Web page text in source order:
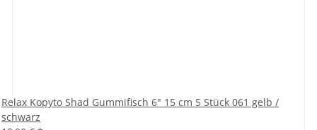
Relax Kopyto Shad Gummifisch 6" 15 cm 5 Stück 061 gelb /
schwarz